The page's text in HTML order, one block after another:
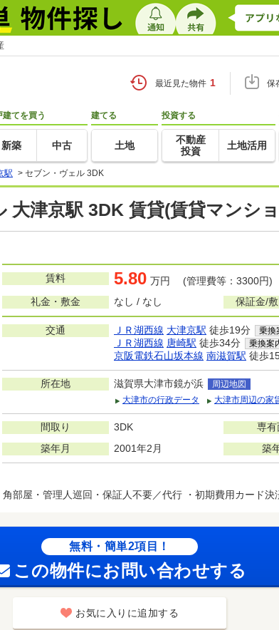
最近見た物件 1 保
建てを買う
新築 中古
建てる
土地
投資する
不動産
投資
土地活用
駅 > セブン・ヴェル 3DK
大津京駅 3DK 賃貸(賃貸マンシ
賃料 5.80 万円 (管理費等：3300円)
礼金・敷金
なし / なし 保証金/
交通 ＪＲ湖西線 大津京駅 徒歩19分 乗換
ＪＲ湖西線 唐崎駅 徒歩34分 乗換案
京阪電鉄石山坂本線 南滋賀駅 徒歩
所在地 滋賀県大津市鏡が浜
周辺地図
大津市の行政データ
大津市周辺の家
間取り 3DK 専有
築年月 2001年2月 築
角部屋・管理人巡回・保証人不要／代行 ・初期費用カード
無料・簡単2項目！
この物件にお問い合わせする
お気に入りに追加する